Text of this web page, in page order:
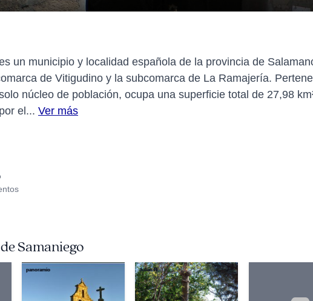
un municipio y localidad española de la provincia de
de Vitigudino y la subcomarca de La Ramajería.
núcleo de población, ocupa una superficie total de 27,98
el... Ver más
Samaniego
panoramio Julián R.